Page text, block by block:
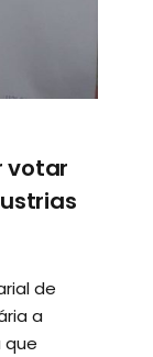
votar
de
a
que